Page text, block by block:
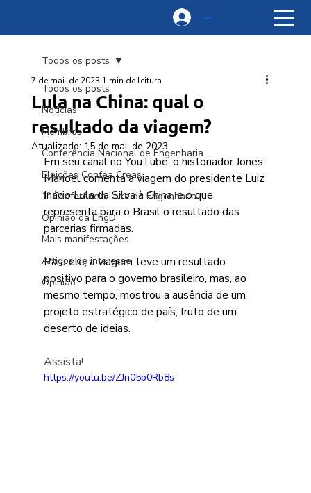
Login
Todos os posts
Notícias
Membros
Conferência Nacional de Engenharia
Eleições Confea Creas
1ª Conferência Livre de Engenharia
Opinião da EngD
Mais manifestações
Artigos de interesse
Opinião
Todos os posts
Lula na China: qual o
resultado da viagem?
7 de mai. de 2023 1 min de leitura
Atualizado: 15 de mai. de 2023
Em seu canal no YouTube, o historiador Jones
Manoel comenta a viagem do presidente Luiz
Inácio Lula da Silva à China, e o que
representa para o Brasil o resultado das
parcerias firmadas.
Para ele, a viagem teve um resultado
positivo para o governo brasileiro, mas, ao
mesmo tempo, mostrou a ausência de um
projeto estratégico de país, fruto de um
deserto de ideias.
Assista!
https://youtu.be/ZJn05b0Rb8s